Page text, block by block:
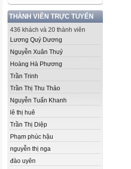
THÀNH VIÊN TRỰC TUYẾN
436 khách và 20 thành viên
Lương Quý Dương
Nguyễn Xuân Thuỷ
Hoàng Hà Phương
Trần Trinh
Trần Thị Thu Thảo
Nguyễn Tuấn Khanh
lê thị huê
Trần Thị Diệp
Phạm phúc hậu
nguyễn thị nga
đào uyên